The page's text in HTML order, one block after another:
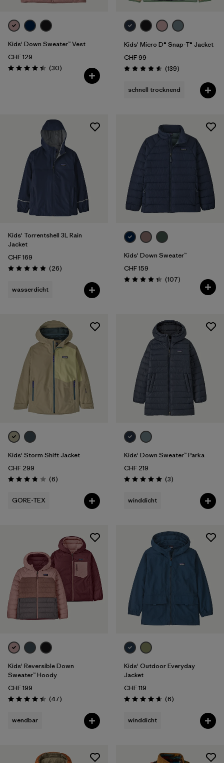
Kids' Down Sweater™ Vest
CHF 129
Bewertung: 4.4 / 5
(30Rezensionen
)
Kids' Micro D® Snap-T® Jacket
CHF 99
Bewertung: 4.6 / 5
(139Rezensionen
)
schnell trocknend
Kids' Torrentshell 3L Rain
Jacket
CHF 169
Bewertung: 4.9 / 5
(26Rezensionen
)
wasserdicht
Kids' Down Sweater™
CHF 159
Bewertung: 4.3 / 5
(107Rezensionen
)
Kids' Storm Shift Jacket
CHF 299
Bewertung: 3.8 / 5
(6Rezensionen
)
GORE-TEX
Kids' Down Sweater™ Parka
CHF 219
Bewertung: 5.0 / 5
(3Rezensionen
)
winddicht
Kids' Reversible Down
Sweater™ Hoody
CHF 199
Bewertung: 4.4 / 5
(47Rezensionen
)
wendbar
Kids' Outdoor Everyday
Jacket
CHF 119
Bewertung: 4.7 / 5
(6Rezensionen
)
winddicht